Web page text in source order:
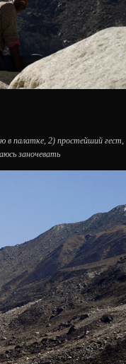
в палатке, 2) простейший гест,
заночевать